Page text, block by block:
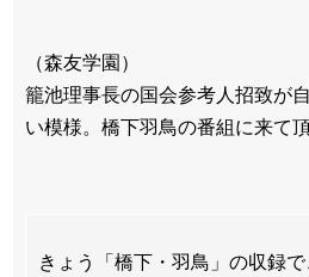
（森友学園）
籠池理事長の国会参考人招致が
い模様。橋下羽鳥の番組に来て
きょう「橋下・羽鳥」の収録